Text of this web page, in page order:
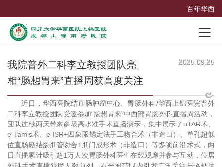
百年华西
我院普外二科李立教授团队亮
相“肠想胃来”直播周获高度关注
2025.09.25
近日，华西医院结直肠肿瘤中心、胃肠外科/华西上锦医院普外
二科李立教授团队受邀参加“肠想胃来”中西部胃肠外科直播周活动，
团队连续两天带来多场高水准手术直播演示，集中展示了uTAR术、
e-Tamis术、e-ISR+四象限锚定法手工吻合术（非造口）、单孔超低
位直肠癌结肠肛管吻合+肛门成形术（非造口）等多项前沿术式，两
日直播累计吸引超1万人次胃肠外科医生在线观摩并参与互动，位居